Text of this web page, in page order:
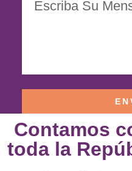
Contamos
toda la